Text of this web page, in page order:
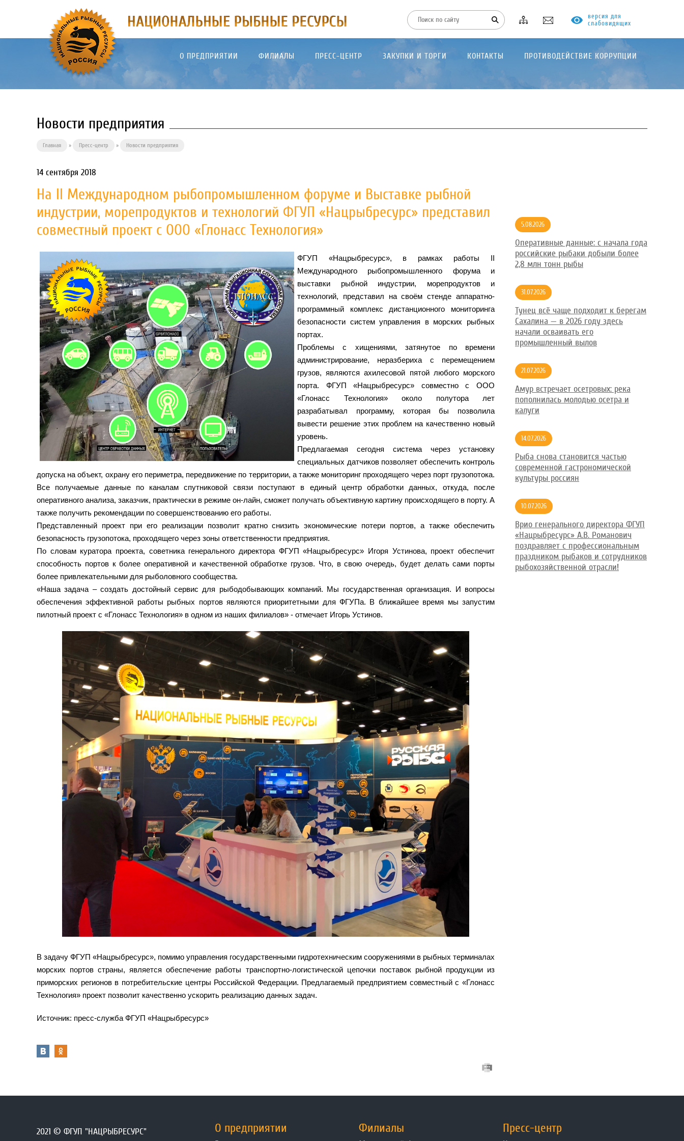
версия для
слабовидящих
О ПРЕДПРИЯТИИ ФИЛИАЛЫ ПРЕСС-ЦЕНТР ЗАКУПКИ И ТОРГИ КОНТАКТЫ ПРОТИВОДЕЙСТВИЕ КОРРУПЦИИ
Новости предприятия
Главная » Пресс-центр » Новости предприятия
14 сентября 2018
На II Международном рыбопромышленном форуме и Выставке рыбной
индустрии, морепродуктов и технологий ФГУП «Нацрыбресурс» представил
совместный проект с ООО «Глонасс Технология»
ФГУП «Нацрыбресурс», в рамках работы II
Международного рыбопромышленного форума и
выставки рыбной индустрии, морепродуктов и
технологий, представил на своём стенде аппаратно-
программный комплекс дистанционного мониторинга
безопасности систем управления в морских рыбных
портах.
Проблемы с хищениями, затянутое по времени
администрирование, неразбериха с перемещением
грузов, являются ахилесовой пятой любого морского
порта. ФГУП «Нацрыбресурс» совместно с ООО
«Глонасс Технология» около полутора лет
разрабатывал программу, которая бы позволила
вывести решение этих проблем на качественно новый
уровень.
Предлагаемая сегодня система через установку
специальных датчиков позволяет обеспечить контроль
допуска на объект, охрану его периметра, передвижение по территории, а также мониторинг проходящего через порт грузопотока.
Все получаемые данные по каналам спутниковой связи поступают в единый центр обработки данных, откуда, после
оперативного анализа, заказчик, практически в режиме он-лайн, сможет получать объективную картину происходящего в порту. А
также получить рекомендации по совершенствованию его работы.
Представленный проект при его реализации позволит кратно снизить экономические потери портов, а также обеспечить
безопасность грузопотока, проходящего через зоны ответственности предприятия.
По словам куратора проекта, советника генерального директора ФГУП «Нацрыбресурс» Игоря Устинова, проект обеспечит
способность портов к более оперативной и качественной обработке грузов. Что, в свою очередь, будет делать сами порты
более привлекательными для рыболовного сообщества.
«Наша задача – создать достойный сервис для рыбодобывающих компаний. Мы государственная организация. И вопросы
обеспечения эффективной работы рыбных портов являются приоритетными для ФГУПа. В ближайшее время мы запустим
пилотный проект с «Глонасс Технология» в одном из наших филиалов» - отмечает Игорь Устинов.
В задачу ФГУП «Нацрыбресурс», помимо управления государственными гидротехническим сооружениями в рыбных терминалах
морских портов страны, является обеспечение работы транспортно-логистической цепочки поставок рыбной продукции из
приморских регионов в потребительские центры Российской Федерации. Предлагаемый предприятием совместный с «Глонасс
Технология» проект позволит качественно ускорить реализацию данных задач.
Источник: пресс-служба ФГУП «Нацрыбресурс»
5.08.2026
Оперативные данные: с начала года
российские рыбаки добыли более
2,8 млн тонн рыбы
31.07.2026
Тунец всё чаще подходит к берегам
Сахалина — в 2026 году здесь
начали осваивать его
промышленный вылов
21.07.2026
Амур встречает осетровых: река
пополнилась молодью осетра и
калуги
14.07.2026
Рыба снова становится частью
современной гастрономической
культуры россиян
10.07.2026
Врио генерального директора ФГУП
«Нацрыбресурс» А.В. Романович
поздравляет с профессиональным
праздником рыбаков и сотрудников
рыбохозяйственной отрасли!
2021 © ФГУП "НАЦРЫБРЕСУРС" О предприятии Филиалы Пресс-центр